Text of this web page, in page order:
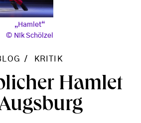
„Hamlet“
Nik Schölzel
KRITIK
Hamlet